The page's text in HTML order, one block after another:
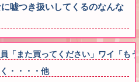
嘘つき扱いしてくるのなんな
「また買ってください」ワイ「
・・・・他